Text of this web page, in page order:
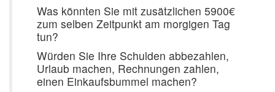
Was könnten Sie mit zusätzlichen 5900€
zum selben Zeitpunkt am morgigen Tag
tun?
Würden Sie Ihre Schulden abbezahlen,
Urlaub machen, Rechnungen zahlen,
einen Einkaufsbummel machen?